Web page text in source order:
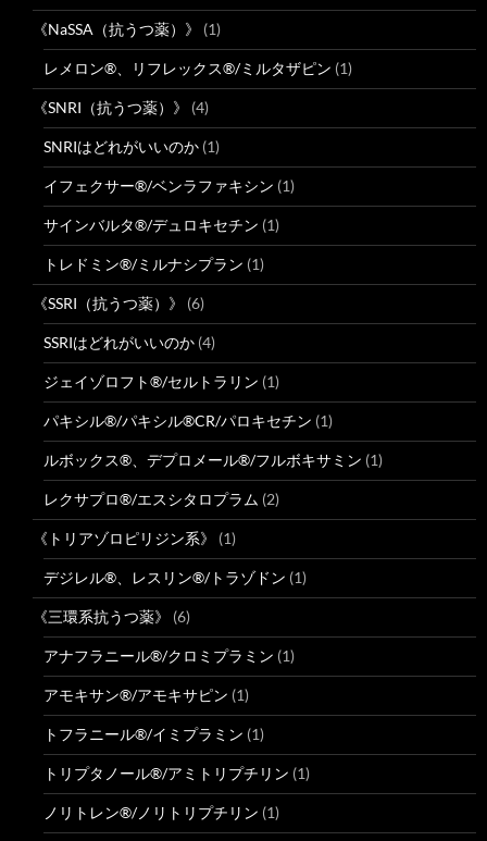
《NaSSA（抗うつ薬）》 (1)
レメロン®、リフレックス®/ミルタザピン (1)
《SNRI（抗うつ薬）》 (4)
SNRIはどれがいいのか (1)
イフェクサー®/ベンラファキシン (1)
サインバルタ®/デュロキセチン (1)
トレドミン®/ミルナシプラン (1)
《SSRI（抗うつ薬）》 (6)
SSRIはどれがいいのか (4)
ジェイゾロフト®/セルトラリン (1)
パキシル®/パキシル®CR/パロキセチン (1)
ルボックス®、デプロメール®/フルボキサミン (1)
レクサプロ®/エスシタロプラム (2)
《トリアゾロピリジン系》 (1)
デジレル®、レスリン®/トラゾドン (1)
《三環系抗うつ薬》 (6)
アナフラニール®/クロミプラミン (1)
アモキサン®/アモキサピン (1)
トフラニール®/イミプラミン (1)
トリプタノール®/アミトリプチリン (1)
ノリトレン®/ノリトリプチリン (1)